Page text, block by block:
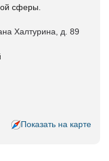
сферы.
Халтурина, д. 89
Показать на карте